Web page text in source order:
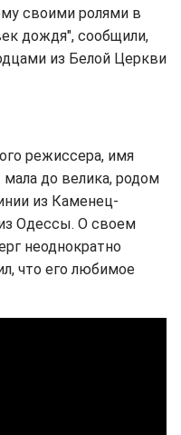
своими ролями в
дождя", сообщили,
из Белой Церкви
режиссера, имя
до велика, родом
из Каменец-
Одессы. О своем
неоднократно
что его любимое